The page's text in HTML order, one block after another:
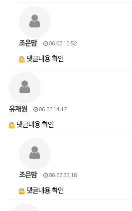
조은맘 06.02 12:52
댓글내용 확인
유재원 06.22 14:17
댓글내용 확인
조은맘 06.22 22:18
댓글내용 확인